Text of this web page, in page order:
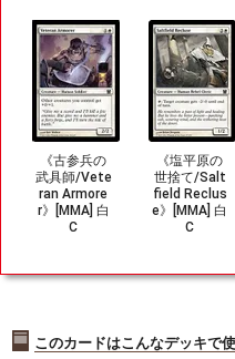
《古参兵の
武具師/Vete
ran Armore
r》[MMA] 白
C
《塩平原の
世捨て/Salt
field Reclus
e》[MMA] 白
C
このカードはこんなデッキで